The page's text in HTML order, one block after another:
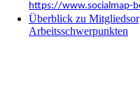
https://www.socialmap-
Überblick zu
Arbeitsschwerpunkten